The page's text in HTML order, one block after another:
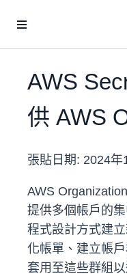
AWS
供 AWS
張貼日期: 2024年
AWS
提供多個帳戶的
程式設計方式建
化帳單、建立帳
套用至這些群組